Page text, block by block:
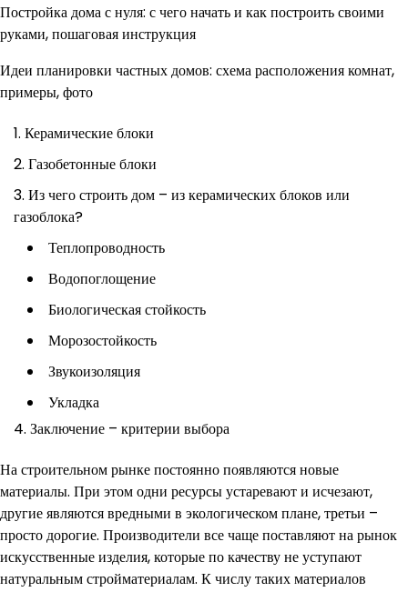
Постройка дома с нуля: с чего начать и как построить своими
руками, пошаговая инструкция
Идеи планировки частных домов: схема расположения комнат,
примеры, фото
Керамические блоки
Газобетонные блоки
Из чего строить дом – из керамических блоков или
газоблока?
Теплопроводность
Водопоглощение
Биологическая стойкость
Морозостойкость
Звукоизоляция
Укладка
Заключение – критерии выбора
На строительном рынке постоянно появляются новые
материалы. При этом одни ресурсы устаревают и исчезают,
другие являются вредными в экологическом плане, третьи –
просто дорогие. Производители все чаще поставляют на рынок
искусственные изделия, которые по качеству не уступают
натуральным стройматериалам. К числу таких материалов